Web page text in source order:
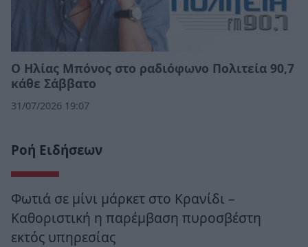
Ο Ηλίας Μπόνος στο ραδιόφωνο Πολιτεία 90,7
κάθε Σάββατο
31/07/2026 19:07
Ροή Ειδήσεων
Φωτιά σε μίνι μάρκετ στο Κρανίδι –
Καθοριστική η παρέμβαση πυροσβέστη
εκτός υπηρεσίας